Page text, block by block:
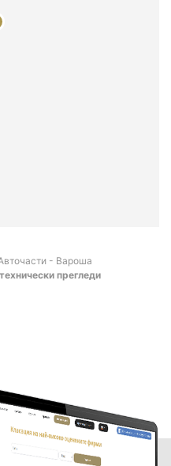
- Вароша
прегледи